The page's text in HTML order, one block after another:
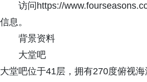
访问https://
信息。
背景资料
大堂吧
大堂吧位于41层，拥有270度俯视